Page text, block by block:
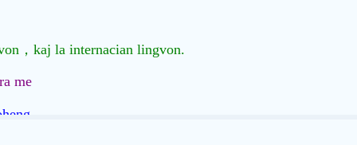
，kaj la internacian lingvon.
me